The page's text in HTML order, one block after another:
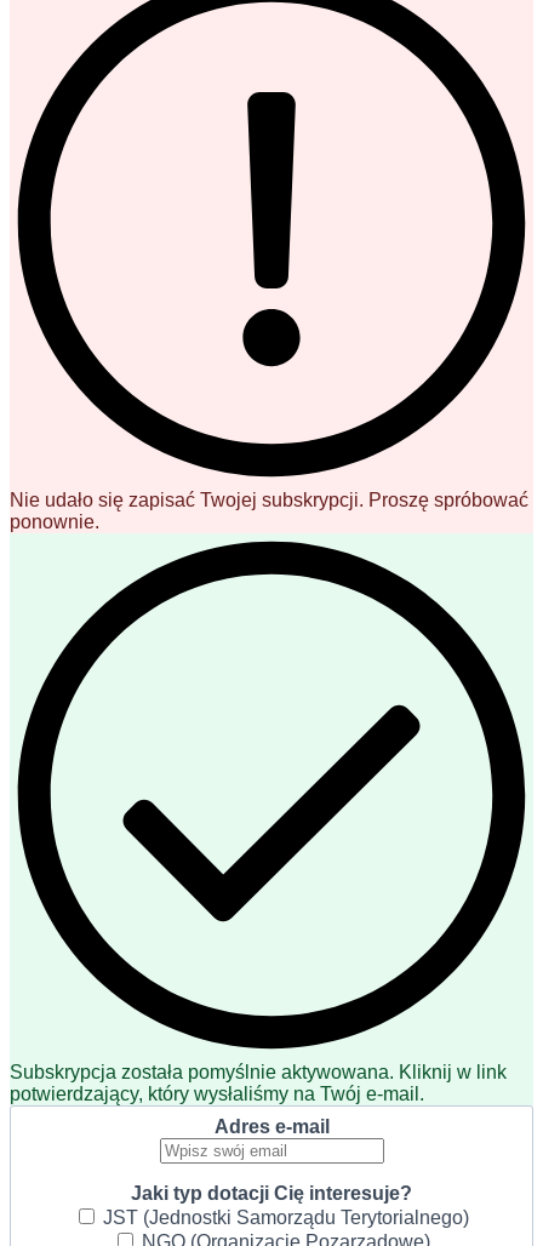
Nie udało się zapisać Twojej subskrypcji. Proszę spróbować
ponownie.
Subskrypcja została pomyślnie aktywowana. Kliknij w link
potwierdzający, który wysłaliśmy na Twój e-mail.
Adres e-mail
Jaki typ dotacji Cię interesuje?
JST (Jednostki Samorządu Terytorialnego)